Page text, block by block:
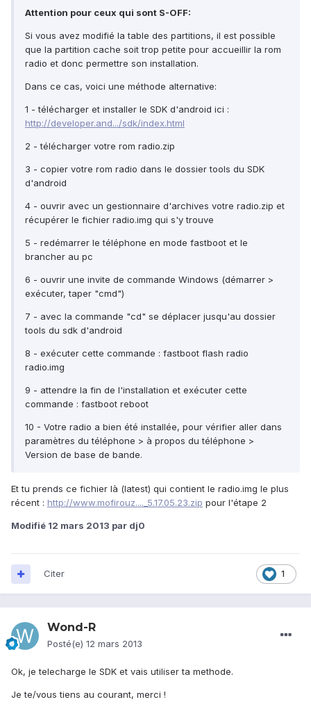
Attention pour ceux qui sont S-OFF:
Si vous avez modifié la table des partitions, il est possible
que la partition cache soit trop petite pour accueillir la rom
radio et donc permettre son installation.
Dans ce cas, voici une méthode alternative:
1 - télécharger et installer le SDK d'android ici :
http://developer.and.../sdk/index.html
2 - télécharger votre rom radio.zip
3 - copier votre rom radio dans le dossier tools du SDK
d'android
4 - ouvrir avec un gestionnaire d'archives votre radio.zip et
récupérer le fichier radio.img qui s'y trouve
5 - redémarrer le téléphone en mode fastboot et le
brancher au pc
6 - ouvrir une invite de commande Windows (démarrer >
exécuter, taper "cmd")
7 - avec la commande "cd" se déplacer jusqu'au dossier
tools du sdk d'android
8 - exécuter cette commande : fastboot flash radio
radio.img
9 - attendre la fin de l'installation et exécuter cette
commande : fastboot reboot
10 - Votre radio a bien été installée, pour vérifier aller dans
paramètres du téléphone > à propos du téléphone >
Version de base de bande.
Et tu prends ce fichier là (latest) qui contient le radio.img le plus
récent : http://www.mofirouz...._5.17.05.23.zip pour l'étape 2
Modifié 12 mars 2013 par dj0
1
Citer
Wond-R
Posté(e) 12 mars 2013
Ok, je telecharge le SDK et vais utiliser ta methode.
Je te/vous tiens au courant, merci !